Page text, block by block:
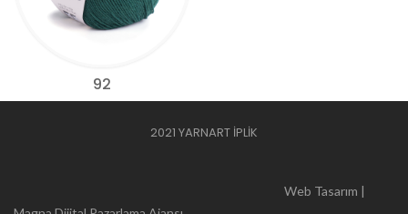
92
2021 YARNART İPLİK
Web Tasarım |